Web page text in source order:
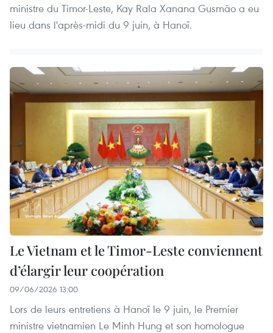
ministre du Timor-Leste, Kay Rala Xanana Gusmão a eu
lieu dans l'après-midi du 9 juin, à Hanoï.
Le Vietnam et le Timor-Leste conviennent
d’élargir leur coopération
09/06/2026 13:00
Lors de leurs entretiens à Hanoï le 9 juin, le Premier
ministre vietnamien Le Minh Hung et son homologue